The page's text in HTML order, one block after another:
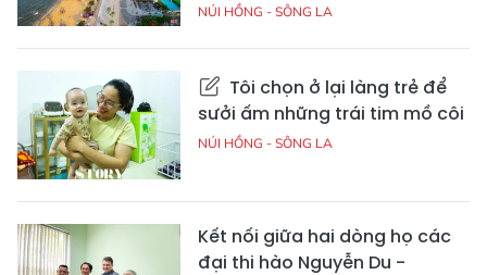
NÚI HỒNG - SÔNG LA
Tôi chọn ở lại làng trẻ để
sưởi ấm những trái tim mồ côi
NÚI HỒNG - SÔNG LA
Kết nối giữa hai dòng họ các
đại thi hào Nguyễn Du -